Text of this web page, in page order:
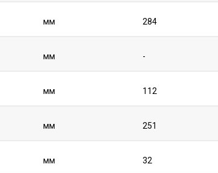
мм 284
мм -
мм 112
мм 251
мм 32